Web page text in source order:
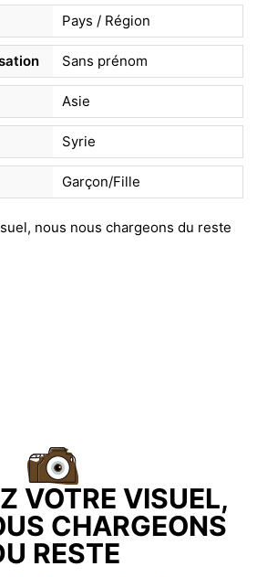
Pays / Région
Sans prénom
Asie
Syrie
Garçon/Fille
VOTRE VISUEL,
CHARGEONS
RESTE